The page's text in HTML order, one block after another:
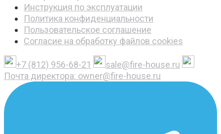
Инструкция по эксплуатации
Политика конфиденциальности
Пользовательское соглашение
Согласие на обработку файлов cookies
+7 (812) 956-68-21
sale@fire-house.ru
Почта директора: owner@fire-house.ru